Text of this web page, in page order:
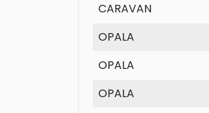
CARAVAN
OPALA
OPALA
OPALA